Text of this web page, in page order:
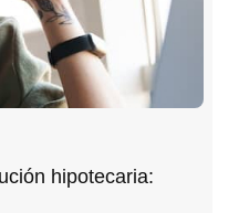
hipotecaria: